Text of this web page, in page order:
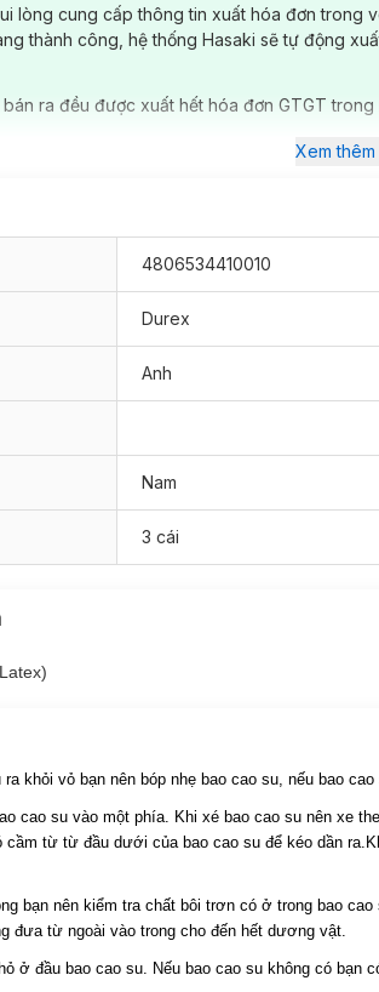
/
lại cảm giác thoải mái, dễ chịu trong suốt
(mủ cao su thiên nhiên) an toàn cho làn
lòng cung cấp thông tin xuất hóa đơn trong
thành công, hệ thống Hasaki sẽ tự động
ra đều được xuất hết hóa đơn GTGT
Xem thêm
4806534410010
Durex
Anh
Nam
3 cái
khỏi vỏ bạn nên bóp nhẹ bao cao su, nếu bao
cao su vào một phía. Khi xé bao cao su nên xe
cầm từ từ đầu dưới của bao cao su để kéo dần
bạn nên kiểm tra chất bôi trơn có ở trong bao
đưa từ ngoài vào trong cho đến hết dương vật.
ở đầu bao cao su. Nếu bao cao su không có